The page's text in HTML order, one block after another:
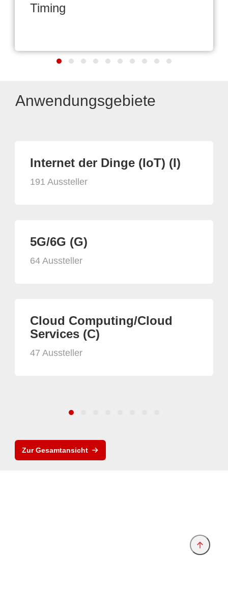
Timing
Anwendungsgebiete
Internet der Dinge (IoT) (I)
191 Aussteller
5G/6G (G)
64 Aussteller
Cloud Computing/Cloud
Services (C)
47 Aussteller
Zur Gesamtansicht